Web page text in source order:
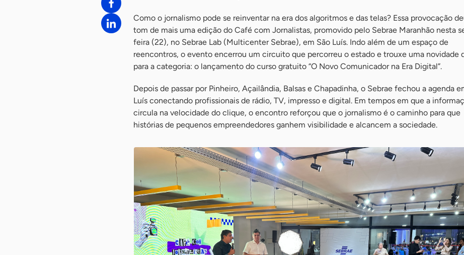
Como o jornalismo pode se reinventar na era dos algoritmos e das telas? Essa provocação
tom de mais uma edição do Café com Jornalistas, promovido pelo Sebrae Maranhão nesta
feira (22), no Sebrae Lab (Multicenter Sebrae), em São Luís. Indo além de um espaço de
reencontros, o evento encerrou um circuito que percorreu o estado e trouxe uma novidade
para a categoria: o lançamento do curso gratuito “O Novo Comunicador na Era Digital”.
Depois de passar por Pinheiro, Açailândia, Balsas e Chapadinha, o Sebrae fechou a agenda
Luís conectando profissionais de rádio, TV, impresso e digital. Em tempos em que a
circula na velocidade do clique, o encontro reforçou que o jornalismo é o caminho para que
histórias de pequenos empreendedores ganhem visibilidade e alcancem a sociedade.